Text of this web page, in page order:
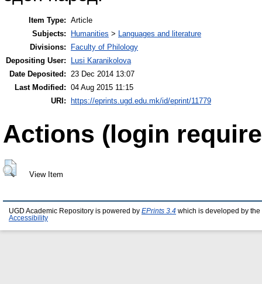
Item Type: Article
Subjects:
Humanities > Languages and literature
Divisions:
Faculty of Philology
Depositing User:
Lusi Karanikolova
Date Deposited: 23 Dec 2014 13:07
Last Modified: 04 Aug 2015 11:15
URI:
https://eprints.ugd.edu.mk/id/eprint/11779
Actions (login
View Item
UGD Academic Repository is powered by EPrints 3.4 which is developed by the
Accessibility